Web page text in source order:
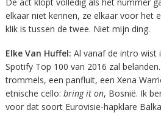
elkaar niet kennen, ze elkaar voor het
klik is tussen de twee. Niet mijn ding.
Elke Van Huffel: Al vanaf de intro wist
Spotify Top 100 van 2016 zal
trommels, een panfluit, een Xena
etnische cello: bring it on, Bosnië. Ik
voor dat soort Eurovisie-hapklare